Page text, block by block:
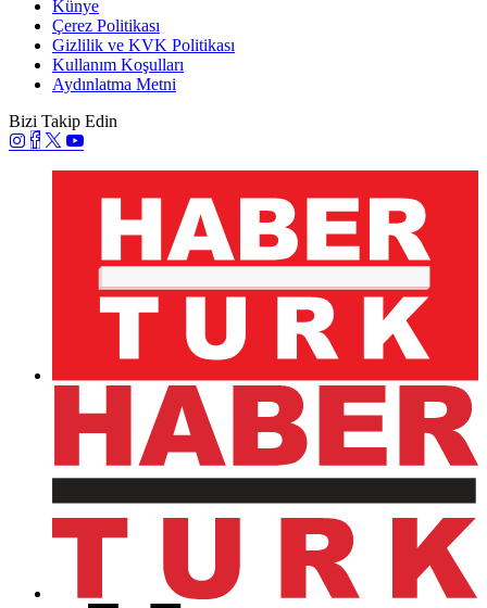
Künye
Çerez Politikası
Gizlilik ve KVK Politikası
Kullanım Koşulları
Aydınlatma Metni
Bizi Takip Edin